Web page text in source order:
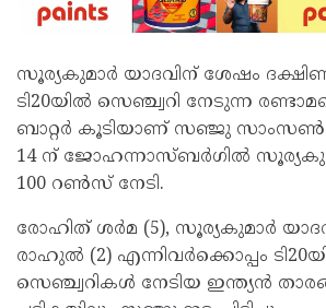
സൂര്യകുമാര്‍ യാദവിന് ശേഷം
ടി20യില്‍ സെഞ്ച്വറി നേടുന്ന
ബാറ്റര്‍ കൂടിയാണ് സഞ്ജു സാംസണ്‍.
14 ന് ജോഹന്നാസ്ബര്‍ഗില്‍
100 റണ്‍സ് നേടി.
രോഹിത് ശര്‍മ (5), സൂര്യകുമാര്‍
രാഹുല്‍ (2) എന്നിവര്‍ക്കൊപ്പം
സെഞ്ച്വറികള്‍ നേടിയ ഇന്ത്യന്‍